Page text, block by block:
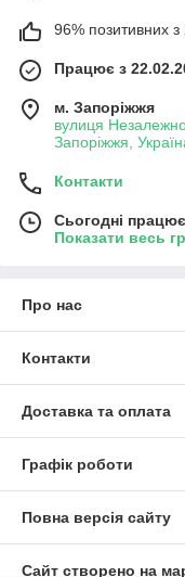
96% позитивних з
Працює з
м. Запоріжжя
вулиця
Запоріжжя,
Контакти
Сьогодні
Показати весь
Про нас
Контакти
Доставка та оплата
Графік роботи
Повна версія сайту
Сайт створено на